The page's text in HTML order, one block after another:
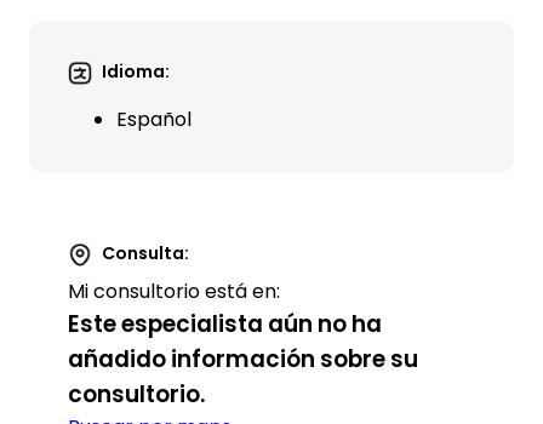
Idioma:
Español
Consulta:
Mi consultorio está en:
Este especialista aún no ha
añadido información sobre su
consultorio.